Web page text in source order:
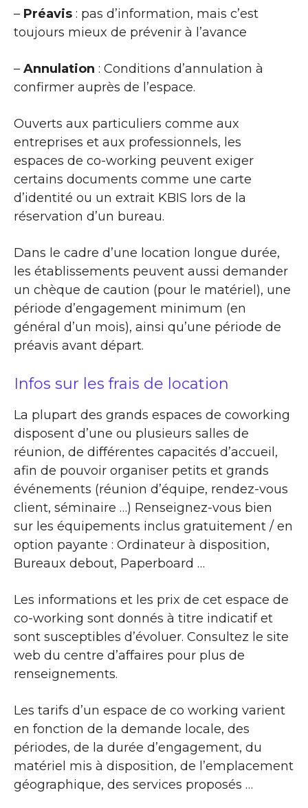
– Préavis : pas d’information, mais c’est
toujours mieux de prévenir à l’avance
– Annulation : Conditions d’annulation à
confirmer auprès de l’espace.
Ouverts aux particuliers comme aux
entreprises et aux professionnels, les
espaces de co-working peuvent exiger
certains documents comme une carte
d’identité ou un extrait KBIS lors de la
réservation d’un bureau.
Dans le cadre d’une location longue durée,
les établissements peuvent aussi demander
un chèque de caution (pour le matériel), une
période d’engagement minimum (en
général d’un mois), ainsi qu’une période de
préavis avant départ.
Infos sur les frais de location
La plupart des grands espaces de coworking
disposent d’une ou plusieurs salles de
réunion, de différentes capacités d’accueil,
afin de pouvoir organiser petits et grands
événements (réunion d’équipe, rendez-vous
client, séminaire …) Renseignez-vous bien
sur les équipements inclus gratuitement / en
option payante : Ordinateur à disposition,
Bureaux debout, Paperboard …
Les informations et les prix de cet espace de
co-working sont donnés à titre indicatif et
sont susceptibles d’évoluer. Consultez le site
web du centre d’affaires pour plus de
renseignements.
Les tarifs d’un espace de co working varient
en fonction de la demande locale, des
périodes, de la durée d’engagement, du
matériel mis à disposition, de l’emplacement
géographique, des services proposés …